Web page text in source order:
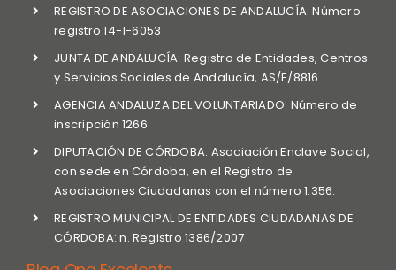
REGISTRO DE ASOCIACIONES DE ANDALUCÍA: Número
registro 14-1-6053
JUNTA DE ANDALUCÍA: Registro de Entidades, Centros
y Servicios Sociales de Andalucía, AS/E/8816.
AGENCIA ANDALUZA DEL VOLUNTARIADO: Número de
inscripción 1266
DIPUTACIÓN DE CÓRDOBA: Asociación Enclave Social,
con sede en Córdoba, en el Registro de
Asociaciones Ciudadanas con el número 1.356.
REGISTRO MUNICIPAL DE ENTIDADES CIUDADANAS DE
CÓRDOBA: n. Registro 1386/2007